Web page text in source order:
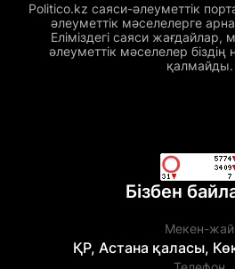
Politico.kz саяси-әлеуметтік
әлеуметтік мәселелерге
Еліміздегі саяси
әлеуметтік мәселелер
қалмайды.
Бізбен
Мекен-жай
ҚР, Астана қаласы,